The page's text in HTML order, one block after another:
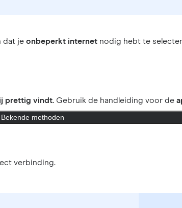
dat jeonbeperkt internet nodig hebt te
prettig vindt. Gebruik de handleiding voor de
Bekende methoden
verbinding.